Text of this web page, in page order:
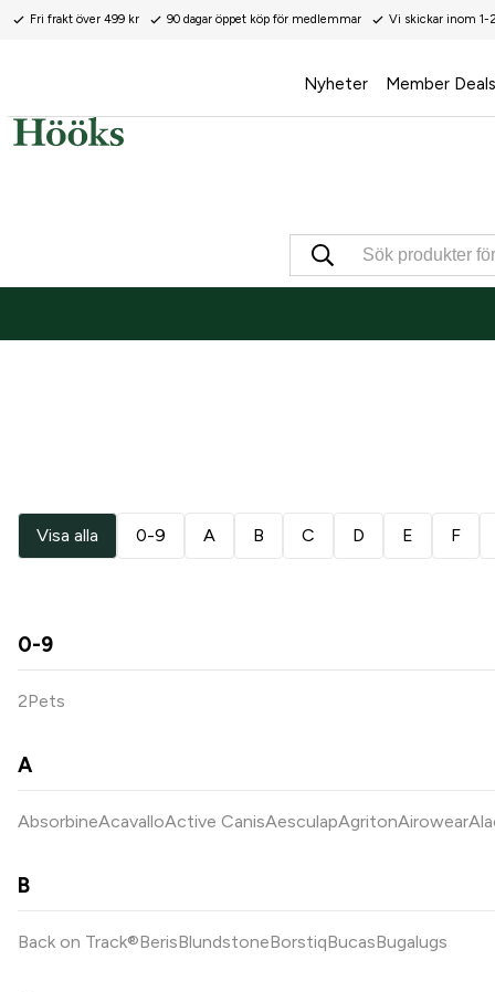
Fri frakt över 499 kr 90 dagar öppet köp för medlemmar Vi skickar inom 1-
Nyheter Member Deals
Visa alla 0-9 A B C D E F
0-9
2Pets
A
AbsorbineAcavalloActive CanisAesculapAgritonAirowear
B
Back on Track®BerisBlundstoneBorstiqBucasBugalugs